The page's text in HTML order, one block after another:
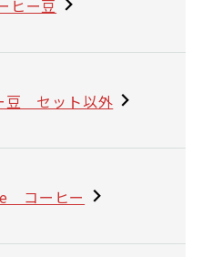
ヒー豆
豆 セット以外
コーヒー